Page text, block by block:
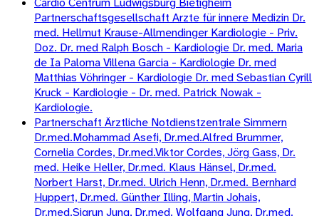
Partnerschaftsgesellschaft Arzte für innere Medizin Dr.
med. Hellmut Krause-Allmendinger Kardiologie - Priv.
Doz. Dr. med Ralph Bosch - Kardiologie Dr. med. Maria
de Ia Paloma Villena Garcia - Kardiologie Dr. med
Matthias Vöhringer - Kardiologie Dr. med Sebastian Cyrill
Kruck - Kardiologie - Dr. med. Patrick Nowak -
Kardiologie.
Partnerschaft Ärztliche Notdienstzentrale Simmern
Dr.med.Mohammad Asefi, Dr.med.Alfred Brummer,
Cornelia Cordes, Dr.med.Viktor Cordes, Jörg Gass, Dr.
med. Heike Heller, Dr.med. Klaus Hänsel, Dr.med.
Norbert Harst, Dr.med. Ulrich Henn, Dr.med. Bernhard
Huppert, Dr.med. Günther Illing, Martin Johais,
Dr.med.Sigrun Jung, Dr.med. Wolfgang Jung, Dr.med.